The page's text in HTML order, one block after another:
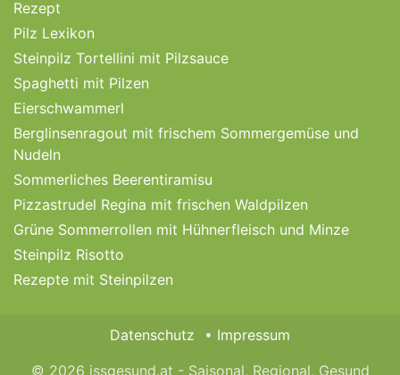
Rezept
Pilz Lexikon
Steinpilz Tortellini mit Pilzsauce
Spaghetti mit Pilzen
Eierschwammerl
Berglinsenragout mit frischem Sommergemüse und
Nudeln
Sommerliches Beerentiramisu
Pizzastrudel Regina mit frischen Waldpilzen
Grüne Sommerrollen mit Hühnerfleisch und Minze
Steinpilz Risotto
Rezepte mit Steinpilzen
Datenschutz
Impressum
© 2026 issgesund.at - Saisonal, Regional, Gesund